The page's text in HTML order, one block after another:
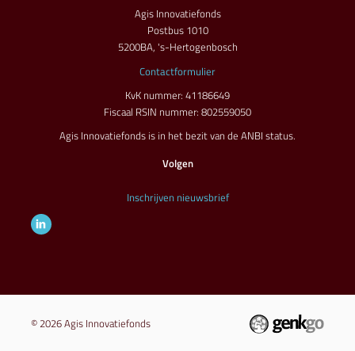
Agis Innovatiefonds
Postbus 1010
5200BA, 's-Hertogenbosch
Contactformulier
KvK nummer: 41186649
Fiscaal RSIN nummer: 802559050
Agis Innovatiefonds is in het bezit van de ANBI status.
Volgen
Inschrijven nieuwsbrief
© 2026Agis Innovatiefonds